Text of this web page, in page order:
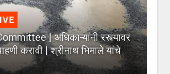
| अधिकाऱ्यांनी रस्त्यावर
करावी | श्रीनाथ भिमाले यांचे